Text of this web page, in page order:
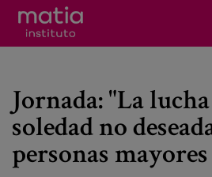
Investigación
Publicaciones
Participación en foros
Jornada: "La
soledad no
personas